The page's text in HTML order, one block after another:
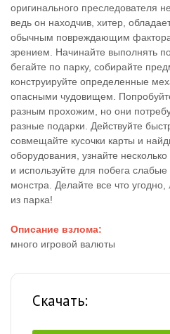
оригинального преследователя
ведь он находчив, хитер,
обычным повреждающим
зрением. Начинайте выполнять
бегайте по парку, собирайте
конструируйте определенные
опасными чудовищем.
разным прохожим, но они
разные подарки. Действуйте
совмещайте кусочки карты и
оборудования, узнайте
и используйте для побега слабые
монстра. Делайте все что
из парка!
Описание взлома:
много игровой валюты
Скачать: